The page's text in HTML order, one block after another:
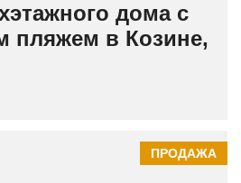
дома с
пляжем в Козине,
ПРОДАЖА